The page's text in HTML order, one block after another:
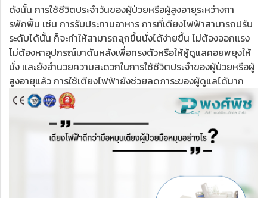
ดังนั้น การใช้ชีวิตประจำวันของผู้ป่วยหรือผู้สูงอายุระหว่างกา
รพักฟิ้น เช่น การรับประทานอาหาร การที่เตียงไฟฟ้าสามารถปรับ
ระดับได้นั้น ก็จะทำให้สามารถลุกขึ้นนั่งได้ง่ายขึ้น ไม่ต้องออกแรง
ไม่ต้องหาอุปกรณ์มาดันหลังเพื่อทรงตัวหรือให้ผู้ดูแลคอยพยุงให้
นั่ง และยังอำนวยความสะดวกในการใช้ชีวิตประจำของผู้ป่วยหรือผู้
สูงอายุแล้ว การใช้เตียงไฟฟ้ายังช่วยลดภาระของผู้ดูแลได้มาก